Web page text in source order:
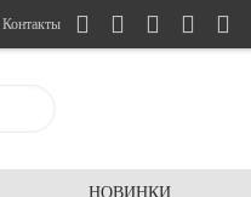
Контакты
НОВИНКИ